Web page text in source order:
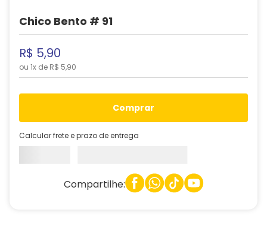
Chico Bento # 91
R$ 5,90
ou 1x de R$ 5,90
comprar
Calcular frete e prazo de entrega
Compartilhe: